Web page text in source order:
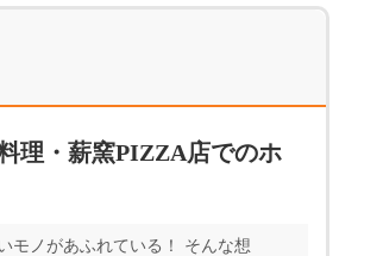
理・薪窯PIZZA店でのホ
モノがあふれている！ そんな想